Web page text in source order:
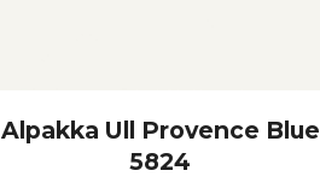
Alpakka Ull Provence Blue
5824